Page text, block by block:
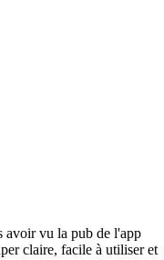
avoir vu la pub de l'app
claire, facile à utiliser et